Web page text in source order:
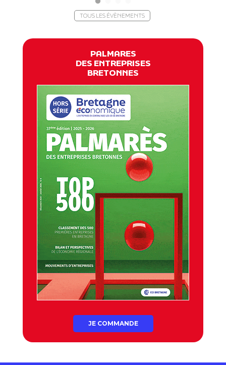
TOUS LES ÉVÈNEMENTS
PALMARES
DES ENTREPRISES
BRETONNES
JE COMMANDE